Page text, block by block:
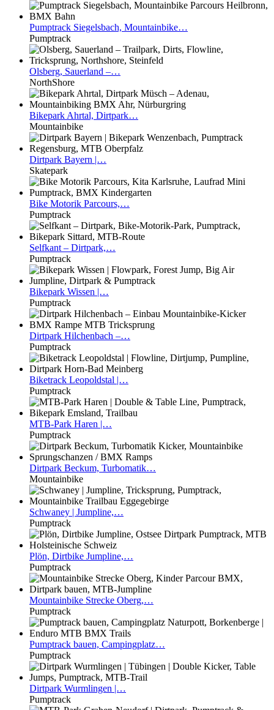
Pumptrack Siegelsbach, Mountainbike…
Pumptrack
Olsberg, Sauerland –…
NorthShore
Bikepark Ahrtal, Dirtpark…
Mountainbike
Dirtpark Bayern |…
Skatepark
Bike Motorik Parcours,…
Pumptrack
Selfkant – Dirtpark,…
Pumptrack
Bikepark Wissen |…
Pumptrack
Dirtpark Hilchenbach –…
Pumptrack
Biketrack Leopoldstal |…
Pumptrack
MTB-Park Haren |…
Pumptrack
Dirtpark Beckum, Turbomatik…
Mountainbike
Schwaney | Jumpline,…
Pumptrack
Plön, Dirtbike Jumpline,…
Pumptrack
Mountainbike Strecke Oberg,…
Pumptrack
Pumptrack bauen, Campingplatz…
Pumptrack
Dirtpark Wurmlingen |…
Pumptrack